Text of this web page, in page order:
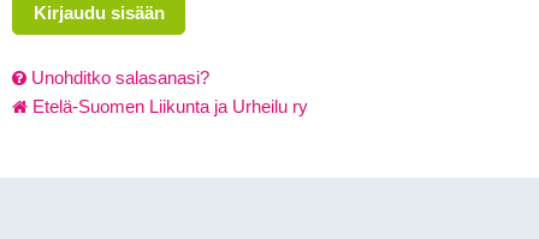
Kirjaudu sisään
Unohditko salasanasi?
Etelä-Suomen Liikunta ja Urheilu ry